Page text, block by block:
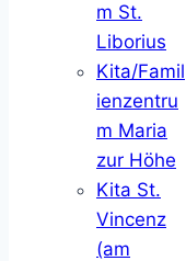
m St.
Liborius
Kita/Famil
ienzentru
m Maria
zur Höhe
Kita St.
Vincenz
(am